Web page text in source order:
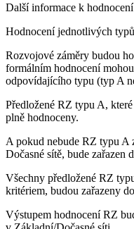
Další informace k
Hodnocení jednotlivých
Rozvojové záměry budou
formálním hodnocení
odpovídajícího typu (typ A
Předložené RZ typu A,
plně hodnoceny.
A pokud nebude RZ typu A
Dočasné sítě, bude zařazen
Všechny předložené RZ
kritériem, budou zařazeny
Výstupem hodnocení RZ